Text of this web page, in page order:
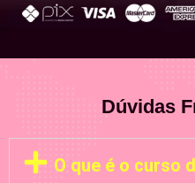
Dúvidas
O que é o curso